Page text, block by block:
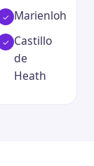
Marienloh
Castillo
de
Heath